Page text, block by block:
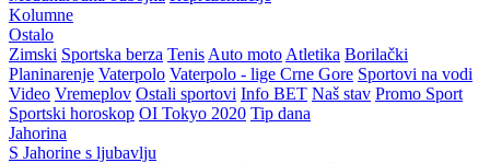
Kolumne
Ostalo
Zimski Sportska berza Tenis Auto moto Atletika Borilački
Planinarenje Vaterpolo Vaterpolo - lige Crne Gore Sportovi na vodi
Video Vremeplov Ostali sportovi Info BET Naš stav Promo Sport
Sportski horoskop OI Tokyo 2020 Tip dana
Jahorina
S Jahorine s ljubavlju